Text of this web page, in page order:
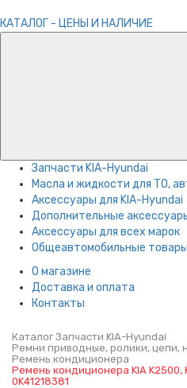
КАТАЛОГ - ЦЕНЫ И НАЛИЧИЕ
Запчасти KIA-Hyundai
Масла и жидкости для ТО,
Аксессуары для KIA-Hyundai
Дополнительные
Аксессуары для всех марок
Общеавтомобильные товары
О магазине
Доставка и оплата
Контакты
Каталог Запчасти KIA-Hyundai
Ремни приводные, ролики, цепи,
Ремень кондиционера
Ремень кондиционера KIA K2500,
0K41218381